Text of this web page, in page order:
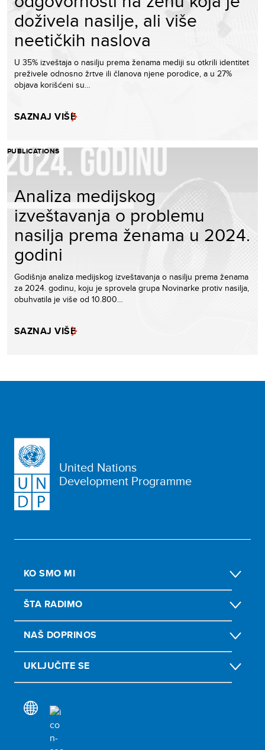
doživela nasilje, ali više
neetičkih naslova
U 35% izveštaja o nasilju prema ženama mediji su otkrili identitet
preživele odnosno žrtve ili članova njene porodice, a u 27%
objava korišćeni su…
SAZNAJ VIŠE
PUBLICATIONS
Analiza medijskog
izveštavanja o problemu
nasilja prema ženama u 2024.
godini
Godišnja analiza medijskog izveštavanja o nasilju prema ženama
za 2024. godinu, koju je sprovela grupa Novinarke protiv nasilja,
obuhvatila je više od 10.800…
SAZNAJ VIŠE
United Nations
Development Programme
KO SMO MI
ŠTA RADIMO
NAŠ DOPRINOS
UKLJUČITE SE